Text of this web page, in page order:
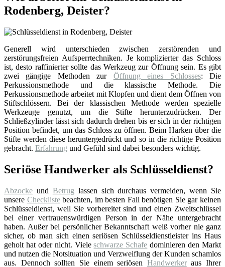
Rodenberg, Deister?
Generell wird unterschieden zwischen zerstörenden und
zerstörungsfreien Aufsperrtechniken. Je komplizierter das Schloss
ist, desto raffinierter sollte das Werkzeug zur Öffnung sein. Es gibt
zwei gängige Methoden zur Öffnung eines Schlosses: Die
Perkussionsmethode und die klassische Methode. Die
Perkussionsmethode arbeitet mit Klopfen und dient dem Öffnen von
Stiftschlössern. Bei der klassischen Methode werden spezielle
Werkzeuge genutzt, um die Stifte herunterzudrücken. Der
Schließzylinder lässt sich dadurch drehen bis er sich in der richtigen
Position befindet, um das Schloss zu öffnen. Beim Harken über die
Stifte werden diese heruntergedrückt und so in die richtige Position
gebracht. Erfahrung und Gefühl sind dabei besonders wichtig.
Seriöse Handwerker als Schlüsseldienst?
Abzocke und Betrug lassen sich durchaus vermeiden, wenn Sie
unsere Checklistebeachten, im besten Fall benötigen Sie gar keinen
Schlüsseldienst, weil Sie vorbereitet sind und einen Zweitschlüssel
bei einer vertrauenswürdigen Person in der Nähe untergebracht
haben. Außer bei persönlicher Bekanntschaft weiß vorher nie ganz
sicher, ob man sich einen seriösen Schlüsseldienstleister ins Haus
geholt hat oder nicht. Vieleschwarze Schafe dominieren den Markt
und nutzen die Notsituation und Verzweiflung der Kunden schamlos
aus. Dennoch sollten Sie einem seriösen Handwerkeraus Ihrer